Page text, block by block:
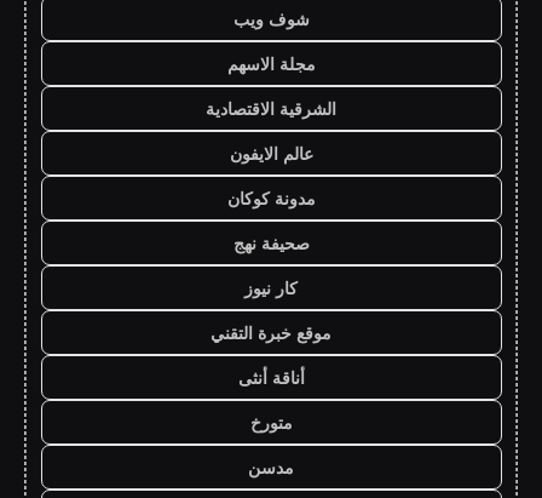
شوف ويب
مجلة الاسهم
الشرقية الاقتصادية
عالم الايفون
مدونة كوكان
صحيفة نهج
كار نيوز
موقع خبرة التقني
أناقة أنثى
متورخ
مدسن